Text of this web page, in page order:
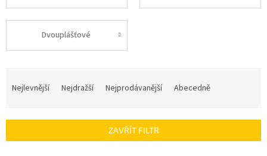
Dvouplášťové
í
Nejlevnější Nejdražší Nejprodávanější Abecedně
ZAVŘÍT FILTR